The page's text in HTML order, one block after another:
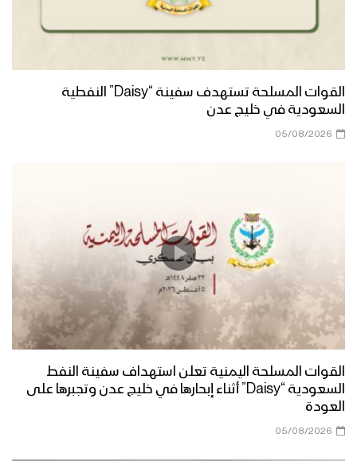
القوات المسلحة تستهدف سفينة “Daisy” النفطية
السعودية في خليج عدن
05/08/2026
القوات المسلحة اليمنية تعلن استهداف سفينة النفط
السعودية “Daisy” أثناء إبحارها في خليج عدن وتجبرها على
العودة
05/08/2026